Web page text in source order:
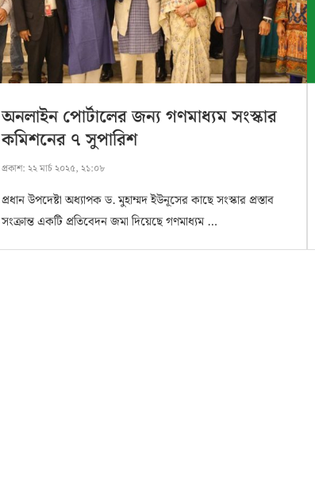
অনলাইন পোর্টালের জন্য গণমাধ্যম সংস্কার
কমিশনের ৭ সুপারিশ
প্রকাশ: ২২ মার্চ ২০২৫, ২১:০৮
প্রধান উপদেষ্টা অধ্যাপক ড. মুহাম্মদ ইউনূসের কাছে সংস্কার প্রস্তাব
সংক্রান্ত একটি প্রতিবেদন জমা দিয়েছে গণমাধ্যম …